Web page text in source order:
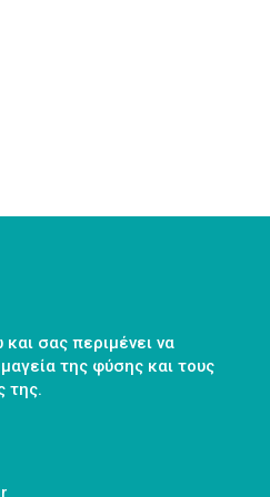
σας περιμένει να
της φύσης και τους
της.